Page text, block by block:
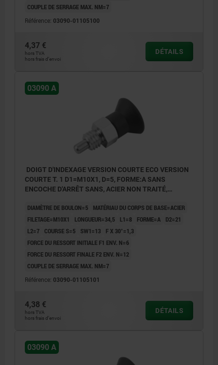
COUPLE DE SERRAGE MAX. NM=7
Référence: 03090-01105100
4,37 €
hors TVA
hors frais d’envoi
DÉTAILS
03090 A
DOIGT D'INDEXAGE VERSION COURTE ECO VERSION
COURTE T. 1 D1=M10X1, D=5, FORME:A SANS
ENCOCHE D'ARRÊT SANS, ACIER NON TRAITÉ,
DIAMÈTRE DE BOULON=5
MATÉRIAU DU CORPS DE BASE=ACIER
FILETAGE=M10X1
LONGUEUR=34,5 L1=8 FORME=A
D2=21
L2=7
COURSE S=5 SW1=13
F X 30°=1,3
FORCE DU RESSORT INITIALE F1 ENV. N=6
FORCE DU RESSORT FINALE F2 ENV. N=12
COUPLE DE SERRAGE MAX. NM=7
Référence: 03090-01105101
4,38 €
hors TVA
hors frais d’envoi
DÉTAILS
03090 A